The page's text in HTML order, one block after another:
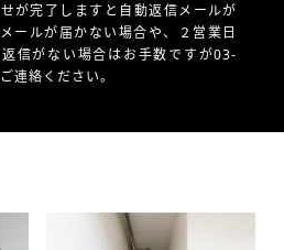
が完了しますと自動返信メールが
ールが届かない場合や、
２営業日
信がない場合はお手数ですが03-
連絡ください。